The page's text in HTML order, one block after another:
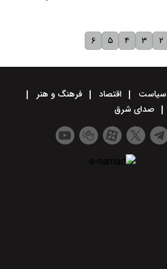
۲ ۳ ۴ ۵ ۶
سیاست اقتصاد
فرهنگ و هنر
صدای شرق